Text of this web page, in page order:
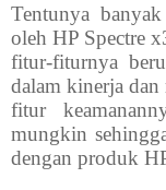
Tentunya
oleh HP Spectre
fitur-fiturnya
dalam kinerja
fitur
mungkin
dengan produk